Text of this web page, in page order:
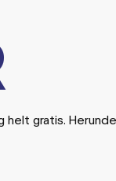
gratis.